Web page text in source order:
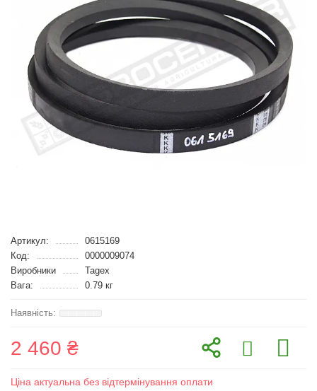
Артикул:
0615169
Код:
0000009074
Виробники
Tagex
Вага:
0.79 кг
2 460 ₴
Ціна актуальна без відтермінування оплати